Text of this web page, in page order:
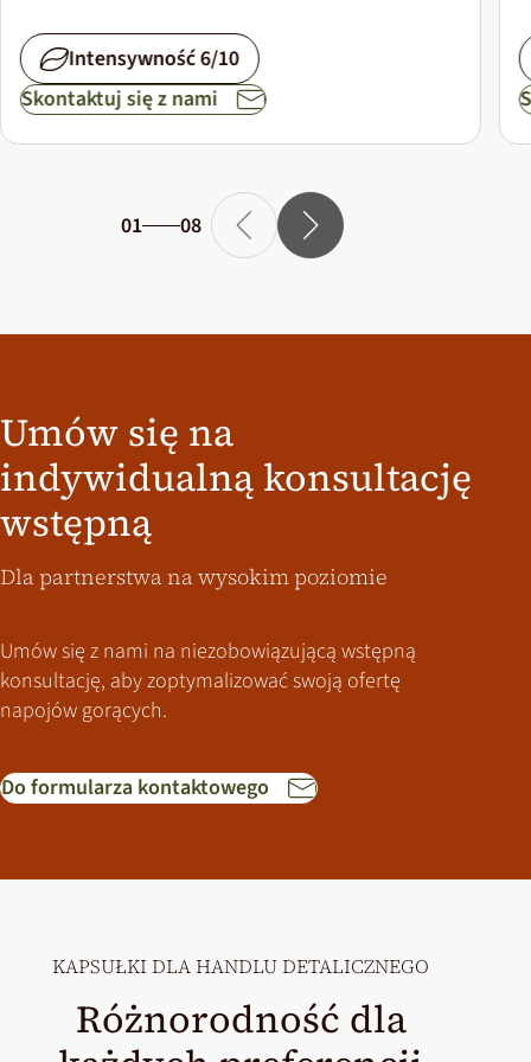
Intensywność 6/10
Skontaktuj się z nami
01 08
Umów się na
indywidualną konsultację
wstępną
Dla partnerstwa na wysokim poziomie
Umów się z nami na niezobowiązującą wstępną
konsultację, aby zoptymalizować swoją ofertę
napojów gorących.
Do formularza kontaktowego
KAPSUŁKI DLA HANDLU DETALICZNEGO
Różnorodność dla